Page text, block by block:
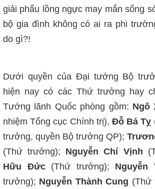
giải phẩu lồng ngực may mắn sống
bộ gia đình không có ai ra phi
do gì?!
Dưới quyền của Đại tướng Bộ
hiện nay có các Thứ trưởng hay
Tướng lãnh Quốc phòng gồm: Ngô
nhiệm Tổng cục Chính trị), Đỗ Bá Tỵ
trưởng, quyền Bộ trưởng QP);
(Thứ trưởng); Nguyễn Chí Vịnh
Hữu Đức(Thứ trưởng); Nguyễn
trưởng); Nguyễn Thành Cung (Thứ